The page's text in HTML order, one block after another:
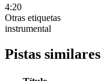
4:20
Otras etiquetas
instrumental
Pistas similares